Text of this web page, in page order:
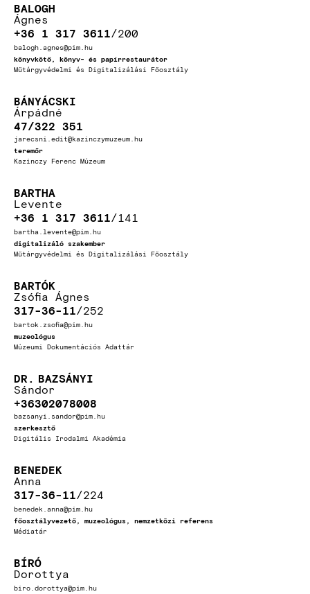
BALOGH
Ágnes
+36 1 317 3611 200
balogh.agnes@pim.hu
könyvkötő, könyv- és papírrestaurátor
Műtárgyvédelmi és Digitalizálási Főosztály
BÁNYÁCSKI
Árpádné
47/322 351
jarecsni.edit@kazinczymuzeum.hu
teremőr
Kazinczy Ferenc Múzeum
BARTHA
Levente
+36 1 317 3611 141
bartha.levente@pim.hu
digitalizáló szakember
Műtárgyvédelmi és Digitalizálási Főosztály
BARTÓK
Zsófia Ágnes
317-36-11 252
bartok.zsofia@pim.hu
muzeológus
Múzeumi Dokumentációs Adattár
DR. BAZSÁNYI
Sándor
+36302078008
bazsanyi.sandor@pim.hu
szerkesztő
Digitális Irodalmi Akadémia
BENEDEK
Anna
317-36-11 224
benedek.anna@pim.hu
főosztályvezető, muzeológus, nemzetközi referens
Médiatár
BÍRÓ
Dorottya
biro.dorottya@pim.hu